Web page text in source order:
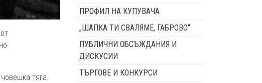
тяга.
ПРОФИЛ НА КУПУВАЧА
„ШАПКА ТИ СВАЛЯМЕ, ГАБРОВО“
ПУБЛИЧНИ ОБСЪЖДАНИЯ И
ДИСКУСИИ
ТЪРГОВЕ И КОНКУРСИ